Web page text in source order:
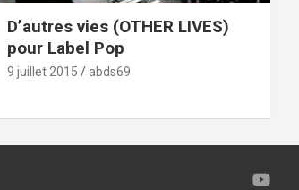
D’autres vies (OTHER LIVES)
pour Label Pop
9 juillet 2015 abds69